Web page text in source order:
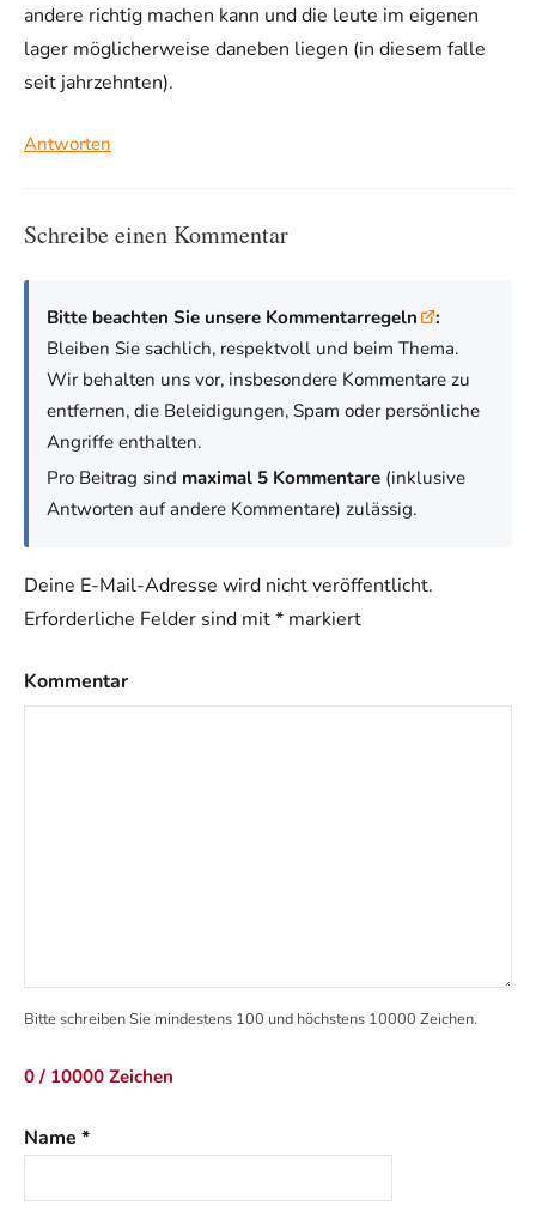
andere richtig machen kann und die leute im eigenen
lager möglicherweise daneben liegen (in diesem falle
seit jahrzehnten).
Antworten
Schreibe einen Kommentar
Bitte beachten Sie unsere Kommentarregeln
:
Bleiben Sie sachlich, respektvoll und beim Thema.
Wir behalten uns vor, insbesondere Kommentare zu
entfernen, die Beleidigungen, Spam oder persönliche
Angriffe enthalten.
Pro Beitrag sind maximal 5 Kommentare (inklusive
Antworten auf andere Kommentare) zulässig.
Deine E-Mail-Adresse wird nicht veröffentlicht.
Erforderliche Felder sind mit* markiert
Kommentar
Bitte schreiben Sie mindestens 100 und höchstens 10000 Zeichen.
0 / 10000 Zeichen
Name *